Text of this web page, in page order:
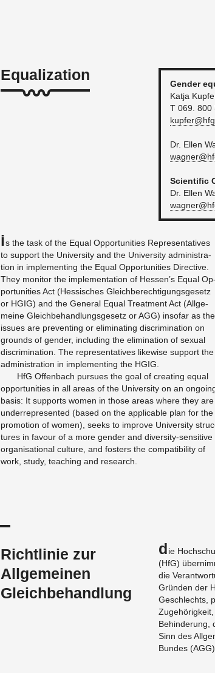
Equalization
Gen­der
Katja
T 069. 800
Dr. Ellen
Sci­en­tific
Dr. Ellen
is the task of the Equal Op­por­tu­ni­ties Rep­re­sen­ta­tives
to sup­port the Uni­ver­sity and the Uni­ver­sity ad­min­is­tra­
tion in im­ple­ment­ing the Equal Op­por­tu­ni­ties Di­rec­tive.
They mon­i­tor the im­ple­men­ta­tion of Hes­sen’s Equal Op­
por­tu­ni­ties Act (Hes­sis­ches Gle­ich­berech­ti­gungs­ge­setz
or HGIG) and the Gen­eral Equal Treat­ment Act (All­ge­
meine Gle­ich­be­hand­lungs­ge­setz or AGG) in­so­far as the
is­sues are pre­vent­ing or elim­i­nat­ing dis­crim­i­na­tion on
grounds of gen­der, in­clud­ing the elim­i­na­tion of sex­ual
dis­crim­i­na­tion. The rep­re­sen­ta­tives like­wise sup­port the
ad­min­is­tra­tion in im­ple­ment­ing the HGIG.
HfG Of­fen­bach pur­sues the goal of cre­at­ing equal
op­por­tu­ni­ties in all areas of the Uni­ver­sity on an
basis: It sup­ports women in those areas where they are
un­der­rep­re­sented (based on the ap­plic­a­ble plan for the
pro­mo­tion of women), seeks to im­prove Uni­ver­sity
tures in favour of a more gen­der and di­ver­sity-sen­si­tive
or­gan­i­sa­tional cul­ture, and fos­ters the com­pat­i­bil­ity of
work, study, teach­ing and re­search.
Richtlinie zur
Allgemeinen
Gleichbehandlung
Die
(HfG)
die
Gründen der
Geschlechts,
Be­hin­derung,
Sinn des
Bun­des